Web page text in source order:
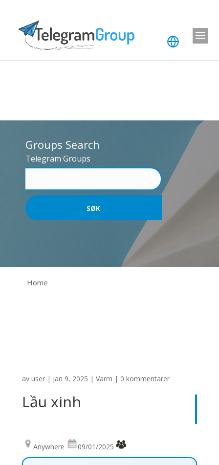
Groups Search
Telegram Groups
Home
av user| jan 9, 2025 | Varm | 0 kommentarer
Lầu xinh
Anywhere 09/01/2025